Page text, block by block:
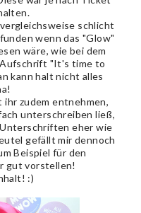
schlicht
wenn das "Glow"
wäre, wie bei dem
Aufschrift "It's time to
kann halt nicht alles
zudem entnehmen,
unterschreiben ließ,
eher wie
gefällt mir dennoch
Beispiel für den
gut vorstellen!
:)